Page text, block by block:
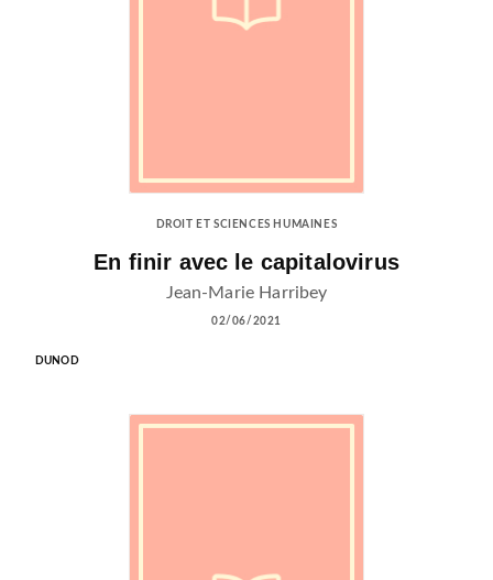
DROIT ET SCIENCES HUMAINES
En finir avec le capitalovirus
Jean-Marie Harribey
02/06/2021
DUNOD